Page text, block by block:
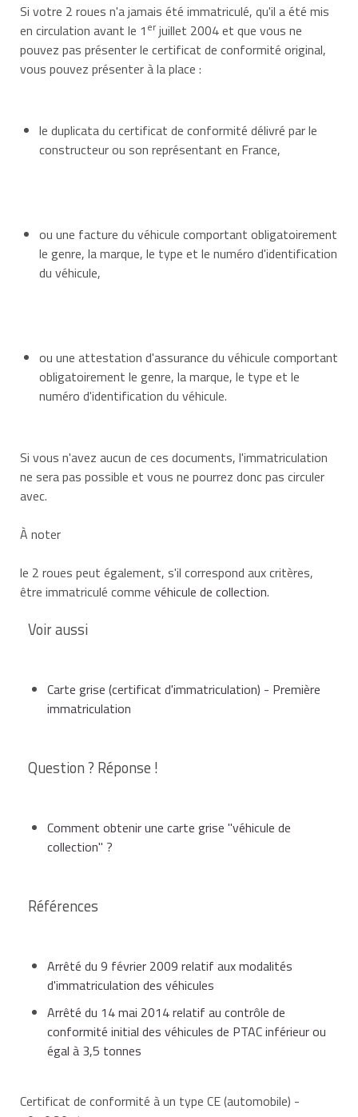
Si votre 2 roues n'a jamais été immatriculé, qu'il a été mis
en circulation avant le 1 er juillet 2004 et que vous ne
pouvez pas présenter le certificat de conformité original,
vous pouvez présenter à la place :
le duplicata du certificat de conformité délivré par le
constructeur ou son représentant en France,
ou une facture du véhicule comportant obligatoirement
le genre, la marque, le type et le numéro d'identification
du véhicule,
ou une attestation d'assurance du véhicule comportant
obligatoirement le genre, la marque, le type et le
numéro d'identification du véhicule.
Si vous n'avez aucun de ces documents, l'immatriculation
ne sera pas possible et vous ne pourrez donc pas circuler
avec.
À noter
le 2 roues peut également, s'il correspond aux critères,
être immatriculé comme véhicule de collection.
Voir aussi
Carte grise (certificat d'immatriculation) - Première
immatriculation
Question ? Réponse !
Comment obtenir une carte grise "véhicule de
collection" ?
Références
Arrêté du 9 février 2009 relatif aux modalités
d'immatriculation des véhicules
Arrêté du 14 mai 2014 relatif au contrôle de
conformité initial des véhicules de PTAC inférieur ou
égal à 3,5 tonnes
Certificat de conformité à un type CE (automobile) -